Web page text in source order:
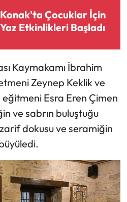
Konak'ta Çocuklar İçin
Yaz Etkinlikleri Başladı
Kaymakamı İbrahim
Zeynep Keklik ve
Esra Eren Çimen
ve sabrın buluştuğu
dokusu ve seramiğin